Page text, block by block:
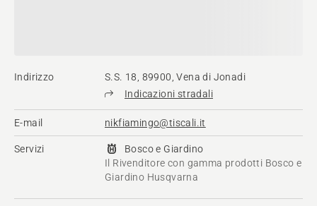
Indirizzo
S.S. 18, 89900, Vena di Jonadi
Indicazioni stradali
E-mail nikfiamingo@tiscali.it
Servizi
Bosco e Giardino
Il Rivenditore con gamma prodotti Bosco e
Giardino Husqvarna